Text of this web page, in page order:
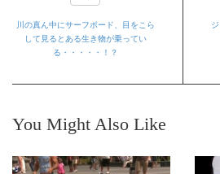
川の真ん中にサーフボード、目をこら
して見るとある生き物が乗ってい
る・・・・・！？
You Might Also Like